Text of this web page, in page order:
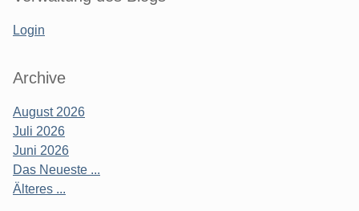
Login
Archive
August 2026
Juli 2026
Juni 2026
Das Neueste ...
Älteres ...